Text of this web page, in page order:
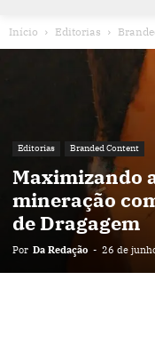
Início Editorias
Editorias Branded Content
Maximizando
mineração
de Dragagem
Por Da Redação - 26 de